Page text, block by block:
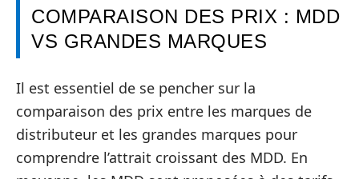
COMPARAISON DES PRIX : MDD
VS GRANDES MARQUES
Il est essentiel de se pencher sur la
comparaison des prix entre les marques de
distributeur et les grandes marques pour
comprendre l’attrait croissant des MDD. En